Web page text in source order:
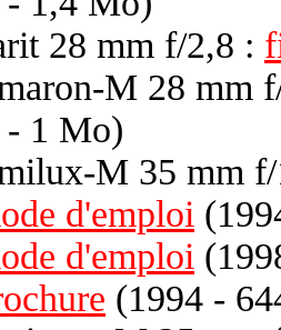
28 mm f/2,8 :
M 28 mm
- 1 Mo)
M 35 mm
d'emploi
d'emploi
(1994 -